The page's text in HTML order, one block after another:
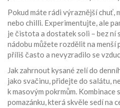
Pokud máte rádi výraznější chuť,
nebo chilli. Experimentujte, ale
je čistota a dostatek soli – bez ní
nádobu můžete rozdělit na menší
příliš často a nevyzradilo se
Jak zahrnout kysané zelí do
jako svačinu, přidejte do salátu,
k masovým pokrmům.
pomazánku, která skvěle sedí na